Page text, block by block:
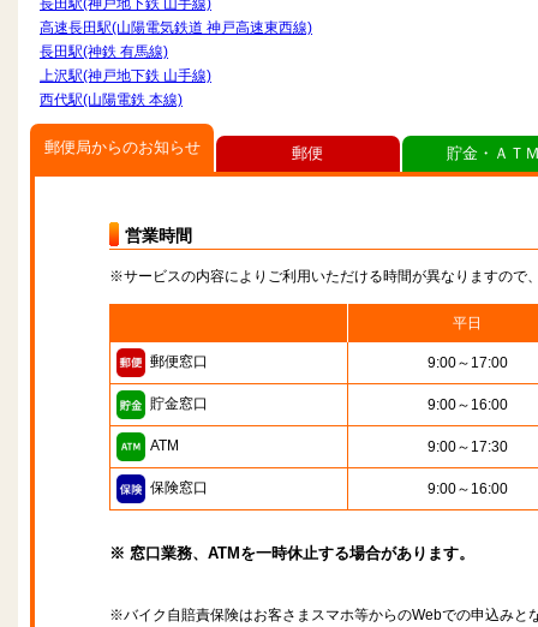
長田駅(神戸地下鉄 山手線)
高速長田駅(山陽電気鉄道 神戸高速東西線)
長田駅(神鉄 有馬線)
上沢駅(神戸地下鉄 山手線)
西代駅(山陽電鉄 本線)
郵便局からのお知らせ
営業時間
※サービスの内容によりご利用いただける時間が異なりますので
平日
郵便窓口 9:00～17:00
貯金窓口 9:00～16:00
ATM 9:00～17:30
保険窓口 9:00～16:00
※ 窓口業務、ATMを一時休止する場合があります。
※バイク自賠責保険はお客さまスマホ等からのWebでの申込みと
郵便 貯金・ＡＴ